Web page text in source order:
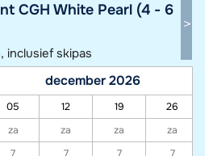
in dit gebied
de ligging van onze accommodaties. De
CGH White Pearl (4 - 6
inclusief skipas
december 2026
05 12 19
26
za
za za
za